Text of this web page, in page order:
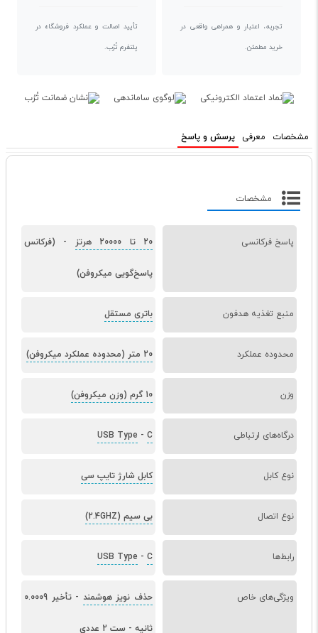
تجربه، اعتبار و همراهی واقعی در
خرید مطمئن.
تأیید اصالت و عملکرد فروشگاه در
پلتفرم تُرُب.
مشخصات معرفی پرسش و پاسخ
مشخصات
پاسخ فرکانسی 20 تا 20000 هرتز - (فرکانس
پاسخ‌گویی میکروفن)
منبع تغذیه هدفون باتری مستقل
محدوده عملکرد 20 متر (محدوده عملکرد میکروفن)
وزن 10 گرم (وزن میکروفن)
درگاه‌های ارتباطی USB Type - C
نوع کابل کابل شارژ تایپ سی
نوع اتصال بی سیم (2.4GHZ)
رابط‌ها USB Type - C
ویژگی‌های خاص حذف نویز هوشمند - تأخیر 0.0009
ثانیه - ست 2 عددی